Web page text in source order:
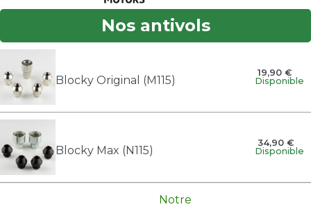
Nos antivols
Blocky Original (M115)
19,90 €
Disponible
Blocky Max (N115)
34,90 €
Disponible
Notre